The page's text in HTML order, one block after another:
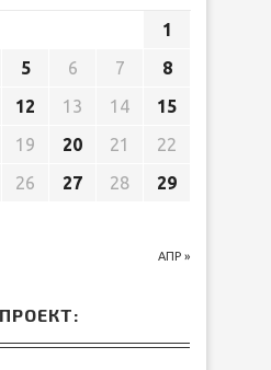
АПР »
1
5 6 7
8
12 13 14
15
19 20 21
22
26 27 28
29